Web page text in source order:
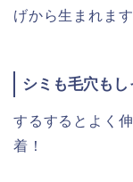
げから生まれます
シミも毛穴も
するするとよく
着！